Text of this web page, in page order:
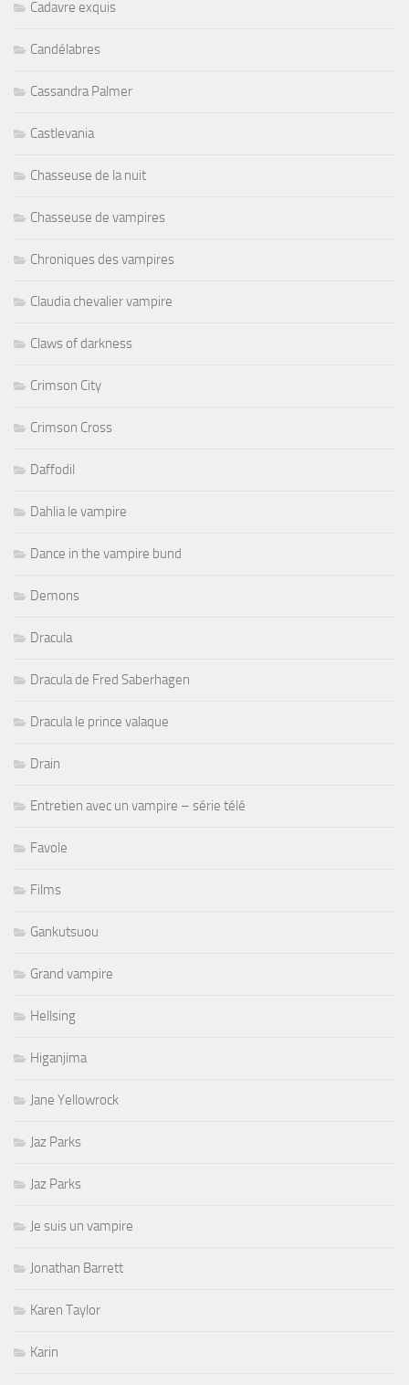
Cadavre exquis
Candélabres
Cassandra Palmer
Castlevania
Chasseuse de la nuit
Chasseuse de vampires
Chroniques des vampires
Claudia chevalier vampire
Claws of darkness
Crimson City
Crimson Cross
Daffodil
Dahlia le vampire
Dance in the vampire bund
Demons
Dracula
Dracula de Fred Saberhagen
Dracula le prince valaque
Drain
Entretien avec un vampire – série télé
Favole
Films
Gankutsuou
Grand vampire
Hellsing
Higanjima
Jane Yellowrock
Jaz Parks
Jaz Parks
Je suis un vampire
Jonathan Barrett
Karen Taylor
Karin